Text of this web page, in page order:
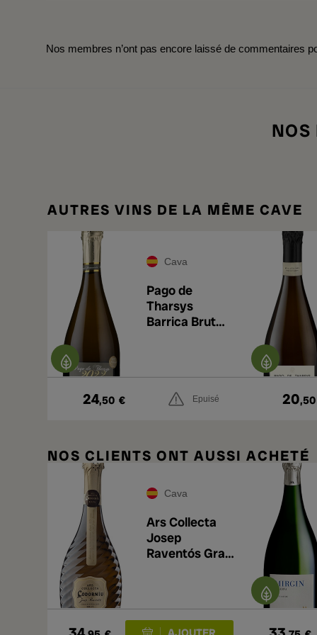
Nos membres n’ont pas encore laissé de commentaires
NOS
AUTRES VINS DE LA MÊME CAVE
Cava
Pago de
Tharsys
Barrica Brut
24,50 € Epuisé 20,50
NOS CLIENTS ONT AUSSI ACHETÉ
Cava
Ars Collecta
Josep
Raventós Gran